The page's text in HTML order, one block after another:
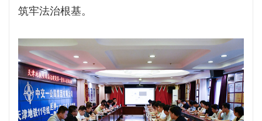
筑牢法治根基。